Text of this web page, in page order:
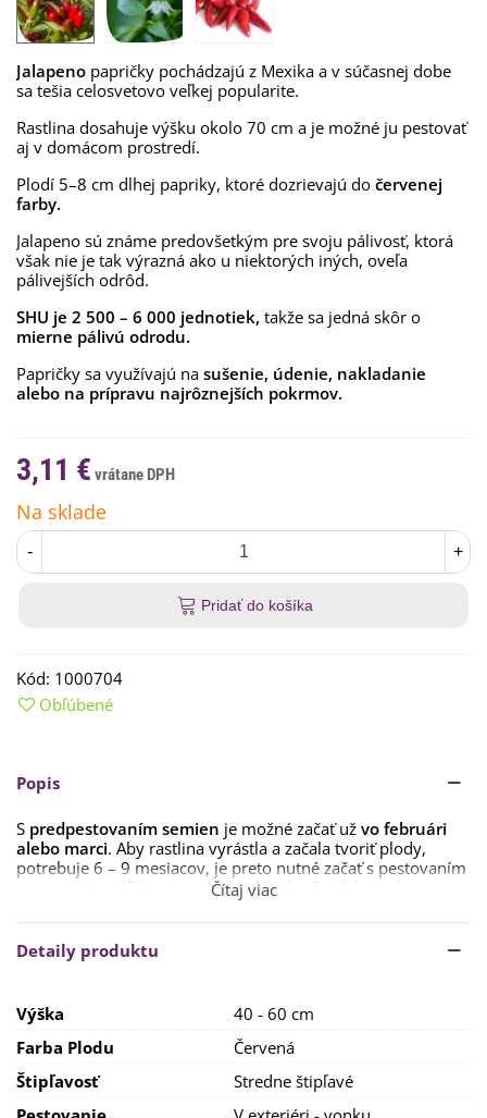
Jalapeno papričky pochádzajú z Mexika a v súčasnej dobe
sa tešia celosvetovo veľkej popularite.
Rastlina dosahuje výšku okolo 70 cm a je možné ju pestovať
aj v domácom prostredí.
Plodí 5–8 cm dlhej papriky, ktoré dozrievajú do červenej
farby.
Jalapeno sú známe predovšetkým pre svoju pálivosť, ktorá
však nie je tak výrazná ako u niektorých iných, oveľa
pálivejších odrôd.
SHU je 2 500 – 6 000 jednotiek, takže sa jedná skôr o
mierne pálivú odrodu.
Papričky sa využívajú na sušenie, údenie, nakladanie
alebo na prípravu najrôznejších pokrmov.
3,11 €
Na sklade
- +
Pridať do košíka
Kód: 1000704
Obľúbené
Popis
S predpestovaním semien je možné začať už vo februári
alebo marci. Aby rastlina vyrástla a začala tvoriť plody,
potrebuje 6 – 9 mesiacov, je preto nutné začať s pestovaním
Klíčenie trvá obvykle 2 – 3 týždne
niektorých vyšľachtených odrôd
dôležité byť trpezlivý. Teplota na klíčenie jeu tropických
odrôdrodu chinense
stačí teplota
na okennom parapete. Papriky i chilli papričky sú
svetlomilné rastliny, preto doprajte rastlinkám počas
klíčeniadostatok svetla
. Svetlo udržuje rastlinu vitálnu a
Čítaj viac
Detaily produktu
Výška
40 - 60 cm
Farba Plodu
Červená
Štipľavosť
Stredne štipľavé